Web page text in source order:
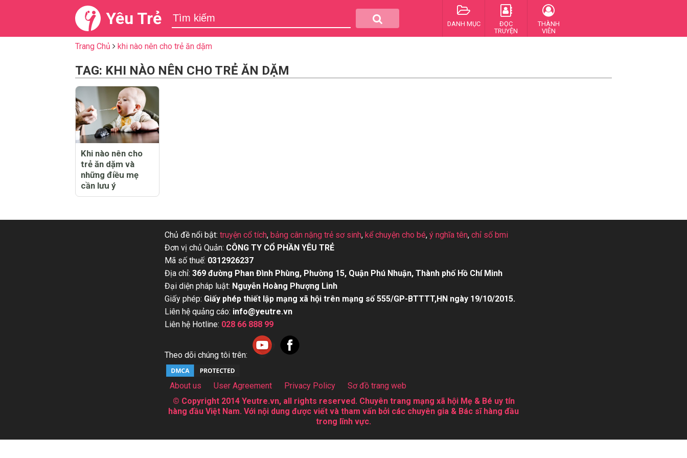
Yêu Trẻ DANH MỤC
ĐỌC
TRUYỆN
THÀNH
VIÊN
Trang Chủ khi nào nên cho trẻ ăn dặm
TAG: KHI NÀO NÊN CHO TRẺ ĂN DẶM
Khi nào nên cho
trẻ ăn dặm và
những điều mẹ
cần lưu ý
Chủ đề nổi bật: truyện cổ tích, bảng cân nặng trẻ sơ sinh, kể chuyện cho bé, ý nghĩa tên, chỉ số bmi
Đơn vị chủ Quản: CÔNG TY CỔ PHẦN YÊU TRẺ
Mã số thuế: 0312926237
Địa chỉ: 369 đường Phan Đình Phùng, Phường 15, Quận Phú Nhuận, Thành phố Hồ Chí Minh
Đại diện pháp luật: Nguyễn Hoàng Phượng Linh
Giấy phép: Giấy phép thiết lập mạng xã hội trên mạng số 555/GP-BTTTT,HN ngày 19/10/2015.
Liên hệ quảng cáo: info@yeutre.vn
Liên hệ Hotline: 028 66 888 99
Theo dõi chúng tôi trên:
About us User Agreement Privacy Policy
Sơ đồ trang web
© Copyright 2014 Yeutre.vn, all rights reserved. Chuyên trang mạng xã hội Mẹ & Bé uy tín
hàng đầu Việt Nam. Với nội dung được viết và tham vấn bởi các chuyên gia & Bác sĩ hàng đầu
trong lĩnh vực.